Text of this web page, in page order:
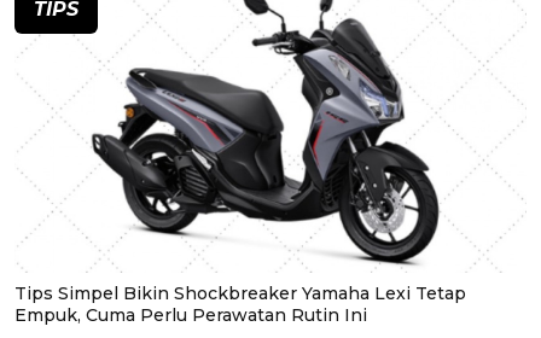
TIPS
Tips Simpel Bikin Shockbreaker Yamaha Lexi Tetap
Empuk, Cuma Perlu Perawatan Rutin Ini